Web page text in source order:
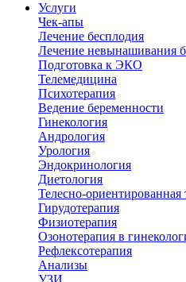
Услуги
Чек-апы
Лечение бесплодия
Лечение невынашивания
Подготовка к ЭКО
Телемедицина
Психотерапия
Ведение беременности
Гинекология
Андрология
Урология
Эндокринология
Диетология
Телесно-ориентированная
Гирудотерапия
Физиотерапия
Озонотерапия в
Рефлексотерапия
Анализы
УЗИ